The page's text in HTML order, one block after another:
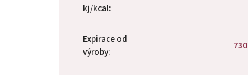
kj/kcal:
Expirace od
výroby: 730